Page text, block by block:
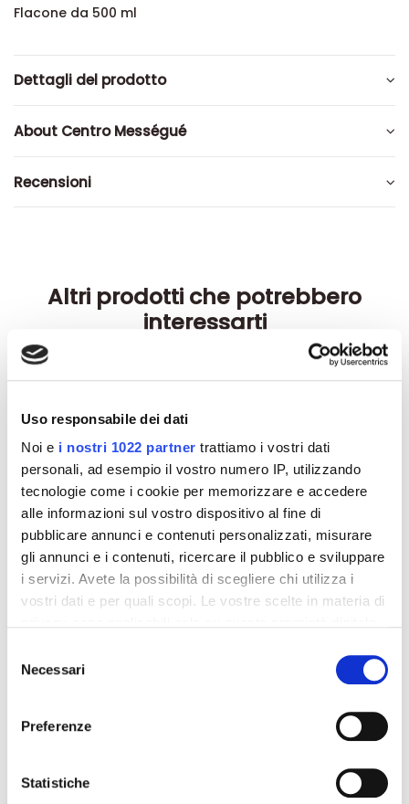
Uso responsabile dei dati
Noi e i nostri 1022 partner trattiamo i vostri dati
personali, ad esempio il vostro numero IP, utilizzando
tecnologie come i cookie per memorizzare e accedere
alle informazioni sul vostro dispositivo al fine di
pubblicare annunci e contenuti personalizzati, misurare
gli annunci e i contenuti, ricercare il pubblico e sviluppare
i servizi. Avete la possibilità di scegliere chi utilizza i
vostri dati e per quali scopi. Le vostre scelte in materia di
modificare o revocare il proprio consenso in qualsiasi
momento dalla Dichiarazione sui cookie o facendo clic
raccogliere informazioni sulla tua posizione
delNecessari
Preferenze
Statistiche
Flacone da 500 ml
Dettagli del prodotto
About Centro Mességué
Recensioni
Altri prodotti che potrebbero
interessarti
Integratori per dimagrire
32,00 €
carrello
-42%
Integratori per dimagrire
55,18 €
-42%